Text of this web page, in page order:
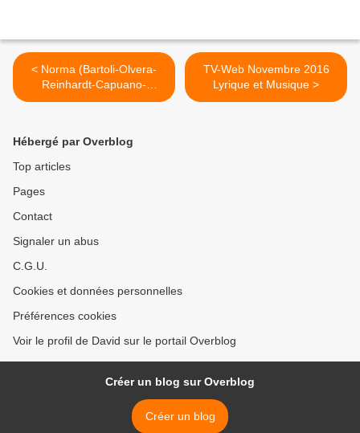
< Norma (Bartoli-Olvera-
Reinhardt-Capuano-
Caurier-Leiser) Champs-
TV-Web Novembre 2016
Lyrique et Musique >
Hébergé par Overblog
Top articles
Pages
Contact
Signaler un abus
C.G.U.
Cookies et données personnelles
Préférences cookies
Voir le profil de David sur le portail Overblog
Créer un blog sur Overblog
Créer un blog